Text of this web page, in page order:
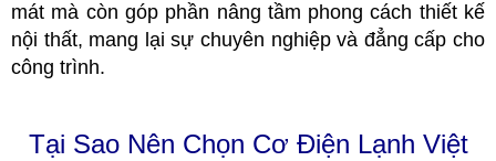
mát mà còn góp phần nâng tầm phong cách thiết kế
nội thất, mang lại sự chuyên nghiệp và đẳng cấp cho
công trình.
Tại Sao Nên Chọn Cơ Điện Lạnh Việt